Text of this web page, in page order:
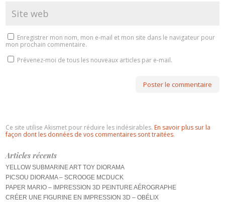
Enregistrer mon nom, mon e-mail et mon site dans le navigateur pour
mon prochain commentaire.
Prévenez-moi de tous les nouveaux articles par e-mail.
Ce site utilise Akismet pour réduire les indésirables. En savoir plus sur la
façon dont les données de vos commentaires sont traitées.
Articles récents
YELLOW SUBMARINE ART TOY DIORAMA
PICSOU DIORAMA – SCROOGE MCDUCK
PAPER MARIO – IMPRESSION 3D PEINTURE AÉROGRAPHE
CRÉER UNE FIGURINE EN IMPRESSION 3D – OBÉLIX